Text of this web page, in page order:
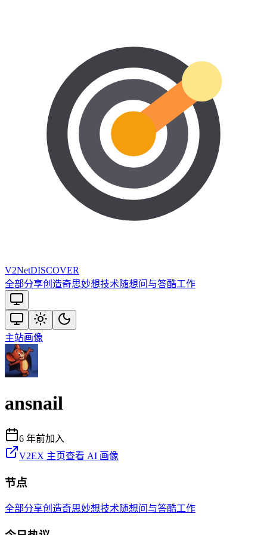
V2NetDISCOVER
全部分享创造奇思妙想技术随想问与答酷工作
主站画像
ansnail
6 年前加入
V2EX 主页查看 AI 画像
节点
全部分享创造奇思妙想技术随想问与答酷工作